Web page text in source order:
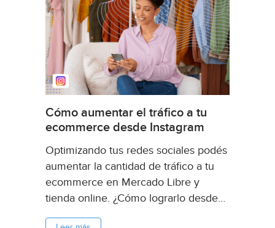
Cómo aumentar el tráfico a tu
ecommerce desde Instagram
Optimizando tus redes sociales podés
aumentar la cantidad de tráfico a tu
ecommerce en Mercado Libre y
tienda online. ¿Cómo lograrlo desde
Instagram?, en esta nota te lo